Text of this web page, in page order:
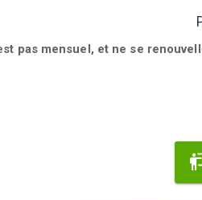
pas mensuel, et ne se